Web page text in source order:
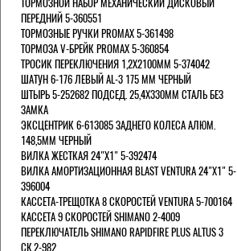
ПЕРЕДНИЙ 5-360551
ТОРМОЗНЫЕ РУЧКИ PROMAX 5-361498
ТОРМОЗА V-БРЕЙК PROMAX 5-360854
ТРОСИК ПЕРЕКЛЮЧЕНИЯ 1,2Х2100ММ 5-374042
ШАТУН 6-176 ЛЕВЫЙ AL-3 175 ММ ЧЕРНЫЙ
ШТЫРЬ 5-252682 ПОДСЕД. 25,4Х330ММ СТАЛЬ БЕЗ
ЗАМКА
ЭКСЦЕНТРИК 6-613085 ЗАДНЕГО КОЛЕСА АЛЮМ.
148,5ММ ЧЕРНЫЙ
ВИЛКА ЖЕСТКАЯ 24"Х1" 5-392474
ВИЛКА АМОРТИЗАЦИОННАЯ BLAST VENTURA 24"Х1" 5-
396004
КАССЕТА-ТРЕЩОТКА 8 СКОРОСТЕЙ VENTURA 5-700164
КАССЕТА 9 СКОРОСТЕЙ SHIMANO 2-4009
ПЕРЕКЛЮЧАТЕЛЬ SHIMANO RAPIDFIRE PLUS ALTUS 3
СК.2-982